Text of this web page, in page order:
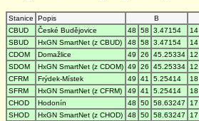
Stanice Popis B
CBUD
České Budějovice 48 58 3.47154 14
SBUD
HxGN SmartNet (z CBUD) 48 58 3.47154 14
CDOM
Domažlice 49 26 45.25334 12
SDOM
HxGN SmartNet (z CDOM) 49 26 45.25334 12
CFRM
Frýdek-Místek 49 41 5.25414 18
SFRM
HxGN SmartNet (z CFRM) 49 41 5.25414 18
CHOD
Hodonín 48 50 58.63247 17
SHOD
HxGN SmartNet (z CHOD) 48 50 58.63247 17